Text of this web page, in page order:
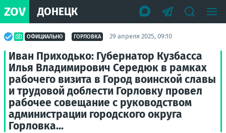
ZOV ДОНЕЦК
ОФИЦИАЛЬНО ГОРЛОВКА 29 апреля 2025, 09:10
Иван Приходько: Губернатор Кузбасса
Илья Владимирович Середюк в рамках
рабочего визита в Город воинской славы
и трудовой доблести Горловку провел
рабочее совещание с руководством
администрации городского округа
Горловка...